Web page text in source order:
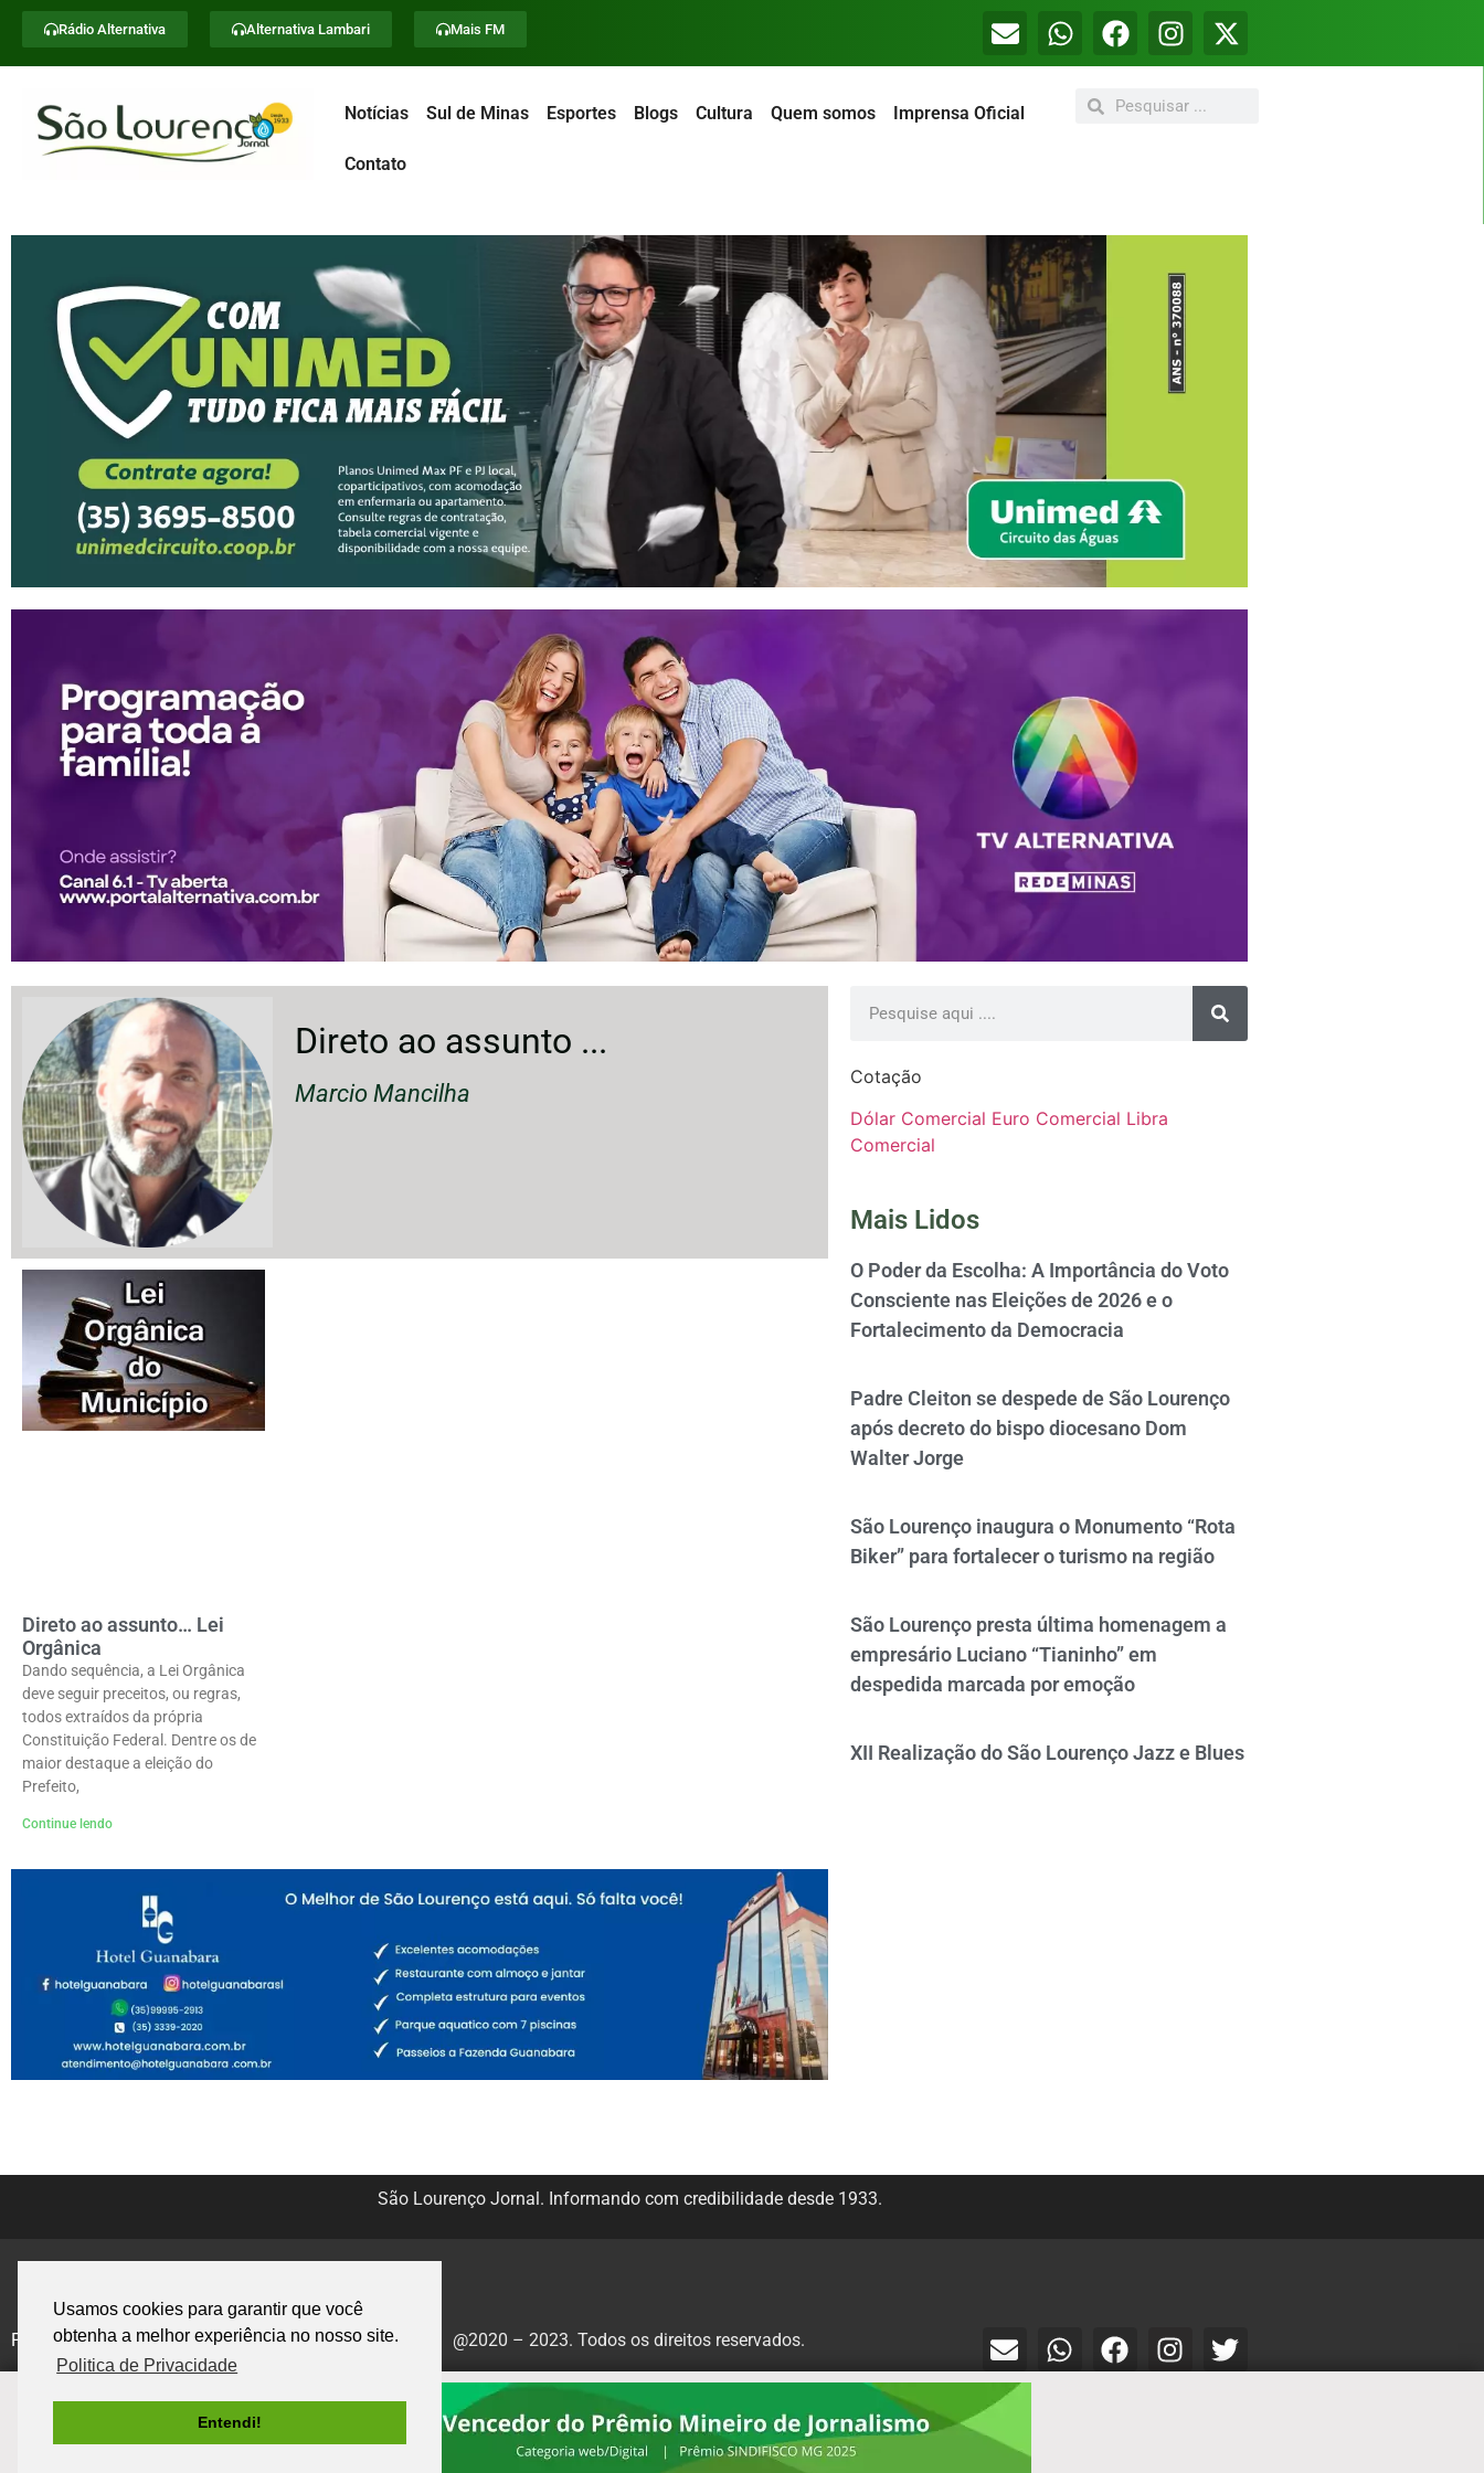
Usamos cookies para garantir que você
obtenha a melhor experiência no nosso site.
Politica de Privacidade
Entendi!
Rádio Alternativa Alternativa Lambari Mais FM
Notícias Sul de Minas Esportes Blogs Cultura Quem somos Imprensa Oficial
Contato
Direto ao assunto ...
Marcio Mancilha
Direto ao assunto… Lei
Orgânica
Dando sequência, a Lei Orgânica
deve seguir preceitos, ou regras,
todos extraídos da própria
Constituição Federal. Dentre os de
maior destaque a eleição do
Prefeito,
Continue lendo
Cotação
Dólar Comercial Euro Comercial Libra
Comercial
Mais Lidos
O Poder da Escolha: A Importância do Voto
Consciente nas Eleições de 2026 e o
Fortalecimento da Democracia
Padre Cleiton se despede de São Lourenço
após decreto do bispo diocesano Dom
Walter Jorge
São Lourenço inaugura o Monumento “Rota
Biker” para fortalecer o turismo na região
São Lourenço presta última homenagem a
empresário Luciano “Tianinho” em
despedida marcada por emoção
XII Realização do São Lourenço Jazz e Blues
São Lourenço Jornal. Informando com credibilidade desde 1933.
Politica de Privacidade @2020 – 2023. Todos os direitos reservados.